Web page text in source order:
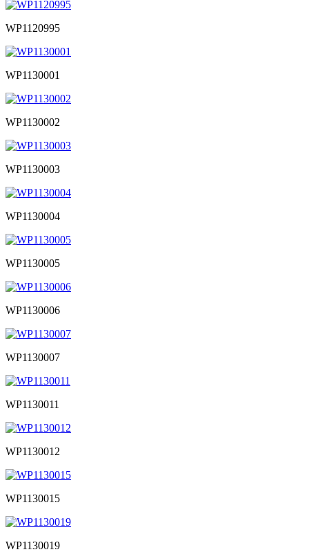
WP1120995
WP1130001
WP1130002
WP1130003
WP1130004
WP1130005
WP1130006
WP1130007
WP1130011
WP1130012
WP1130015
WP1130019